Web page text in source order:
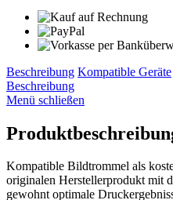
Beschreibung Kompatible Geräte
Beschreibung
Menü schließen
Kompatible Bildtrommel als
originalen Herstellerprodukt mit
gewohnt optimale